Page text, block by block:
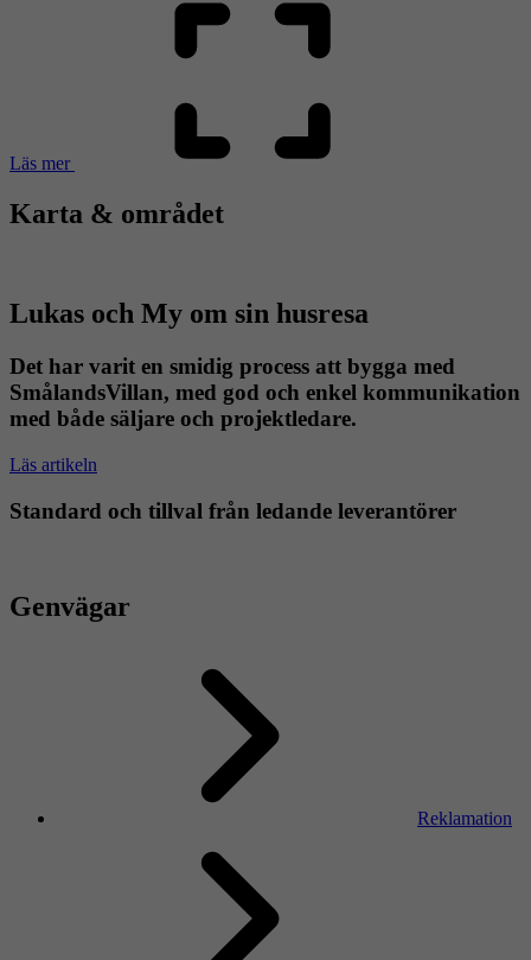
Läs mer
Karta & området
Lukas och My om sin husresa
Det har varit en smidig process att bygga med
SmålandsVillan, med god och enkel kommunikation
med både säljare och projektledare.
Läs artikeln
Standard och tillval från ledande leverantörer
Genvägar
Reklamation